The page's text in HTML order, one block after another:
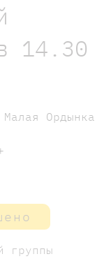
14.30
Ордынка
группы